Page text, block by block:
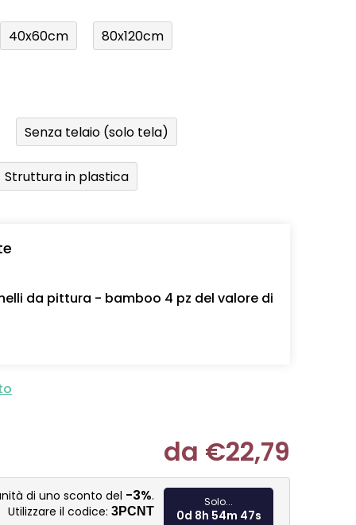
40x60cm 80x120cm
Senza telaio (solo tela)
Struttura in plastica
da pittura - bamboo 4 pz del valore di
da €22,79
Misura
di uno sconto del -3%.
Utilizzare il codice: 3PCNT
Solo...
0d 8h 54m 46s